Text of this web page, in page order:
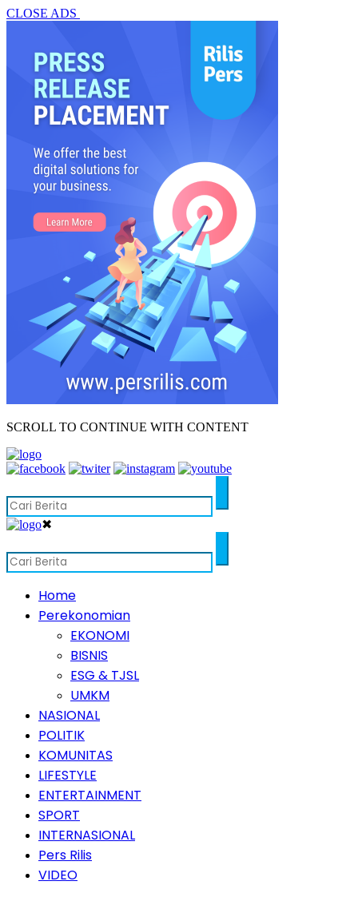
CLOSE ADS
SCROLL TO CONTINUE WITH CONTENT
✖
Home
Perekonomian
EKONOMI
BISNIS
ESG & TJSL
UMKM
NASIONAL
POLITIK
KOMUNITAS
LIFESTYLE
ENTERTAINMENT
SPORT
INTERNASIONAL
Pers Rilis
VIDEO